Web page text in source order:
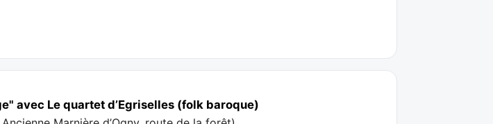
avec Le quartet d’Egriselles (folk baroque)